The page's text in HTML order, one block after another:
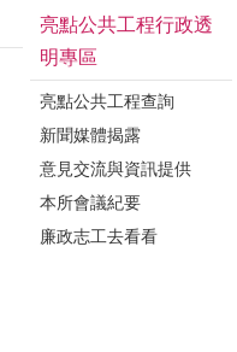
亮點公共工程行政透
明專區
亮點公共工程查詢
新聞媒體揭露
意見交流與資訊提供
本所會議紀要
廉政志工去看看